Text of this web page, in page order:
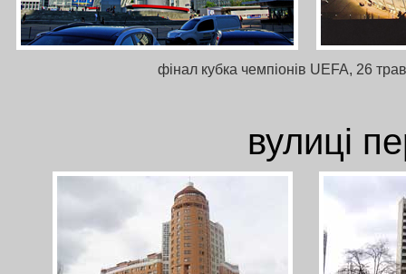
фінал кубка чемпіонів UEFA, 26
вулиці